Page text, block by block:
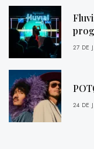
27 DE
24 DE